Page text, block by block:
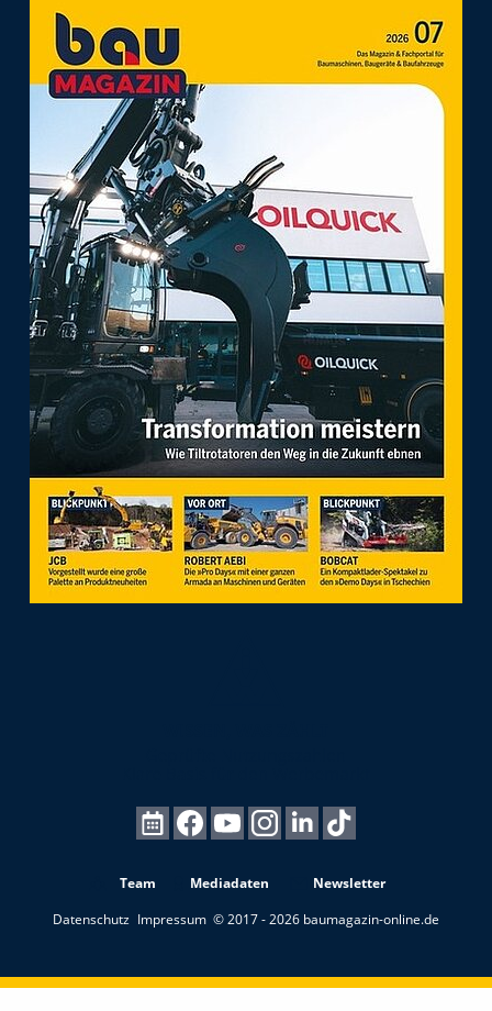
Team Mediadaten
Newsletter
Datenschutz Impressum © 2017 - 2026 baumagazin-online.de